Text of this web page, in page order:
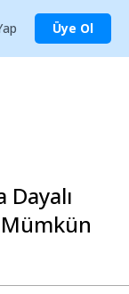
Üye Ol